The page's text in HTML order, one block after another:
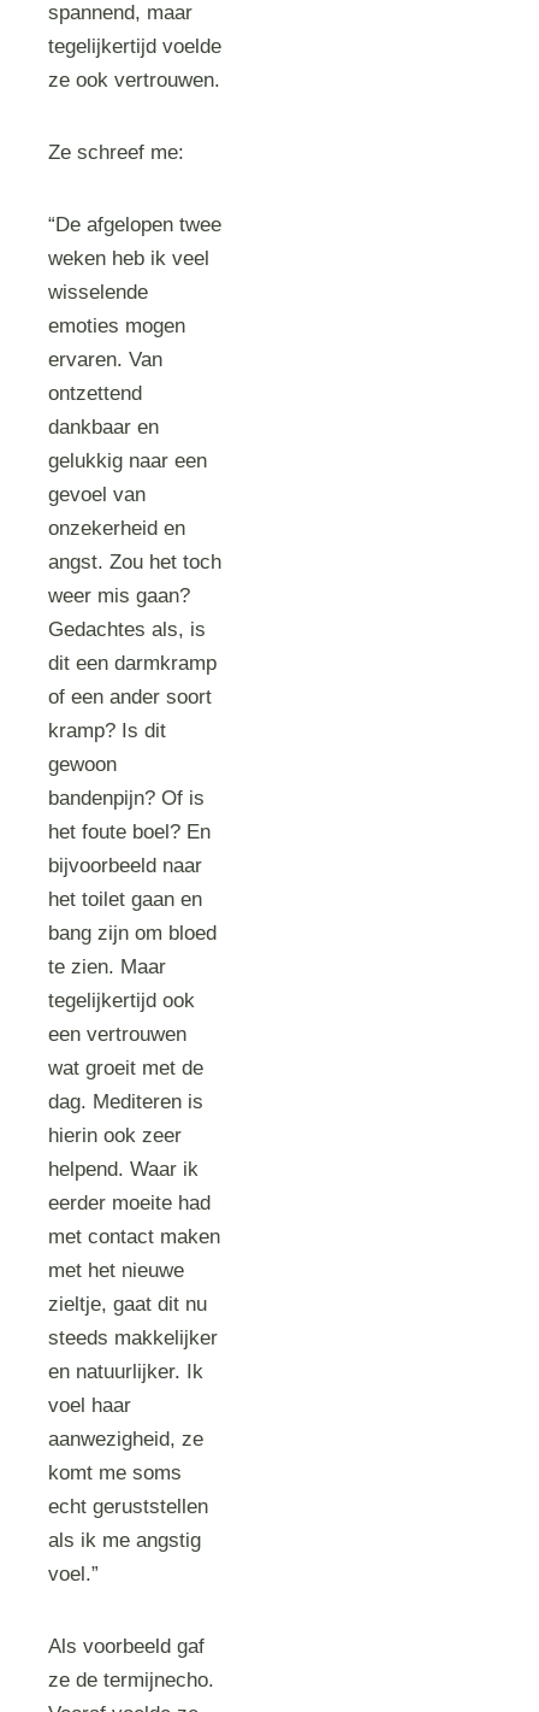
spannend, maar
tegelijkertijd voelde
ze ook vertrouwen.
Ze schreef me:
“De afgelopen twee
weken heb ik veel
wisselende
emoties mogen
ervaren. Van
ontzettend
dankbaar en
gelukkig naar een
gevoel van
onzekerheid en
angst. Zou het toch
weer mis gaan?
Gedachtes als, is
dit een darmkramp
of een ander soort
kramp? Is dit
gewoon
bandenpijn? Of is
het foute boel? En
bijvoorbeeld naar
het toilet gaan en
bang zijn om bloed
te zien. Maar
tegelijkertijd ook
een vertrouwen
wat groeit met de
dag. Mediteren is
hierin ook zeer
helpend. Waar ik
eerder moeite had
met contact maken
met het nieuwe
zieltje, gaat dit nu
steeds makkelijker
en natuurlijker. Ik
voel haar
aanwezigheid, ze
komt me soms
echt geruststellen
als ik me angstig
voel.”
Als voorbeeld gaf
ze de termijnecho.